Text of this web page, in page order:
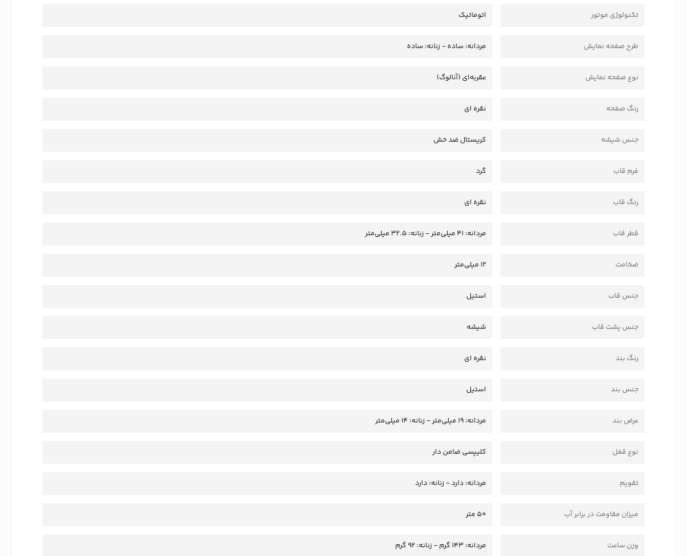
تکنولوژی موتور اتوماتیک
طرح صفحه نمایش مردانه: ساده - زنانه: ساده
نوع صفحه نمایش عقربه‌ای (آنالوگ)
رنگ صفحه نقره ای
جنس شیشه کریستال ضد خش
فرم قاب گرد
رنگ قاب نقره ای
قطر قاب مردانه: 41 میلی‌متر - زنانه: 32.5 میلی‌متر
ضخامت 12 میلی‌متر
جنس قاب استیل
جنس پشت قاب شیشه
رنگ بند نقره ای
جنس بند استیل
عرض بند مردانه: 19 میلی‌متر - زنانه: 14 میلی‌متر
نوع قفل کلیپسی ضامن دار
تقویم مردانه: دارد - زنانه: دارد
میزان مقاومت در برابر آب 50 متر
وزن ساعت مردانه: 143 گرم - زنانه: 92 گرم